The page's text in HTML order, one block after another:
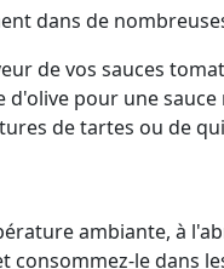
dans de
de vos sauces
d'olive pour une
de tartes ou de
ambiante, à
le dans